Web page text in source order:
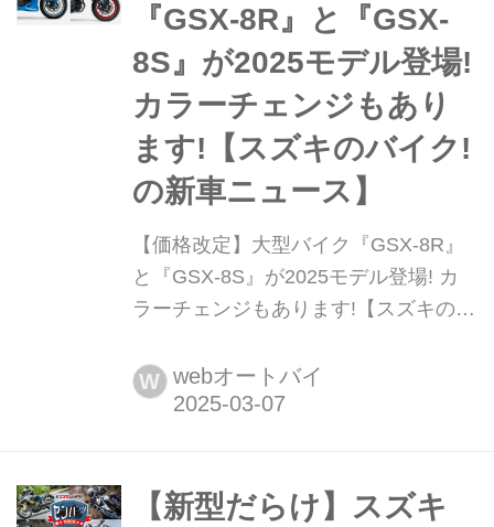
『GSX-8R』と『GSX-
8S』が2025モデル登場!
カラーチェンジもあり
ます!【スズキのバイク!
の新車ニュース】
【価格改定】大型バイク『GSX-8R』
と『GSX-8S』が2025モデル登場! カ
ラーチェンジもあります!【スズキのバ
800ccシリーズ『GSX-8R』と『GSX-
8S』が2025モデルとして価格の改定
W webオートバイ
【新型だらけ】スズキ